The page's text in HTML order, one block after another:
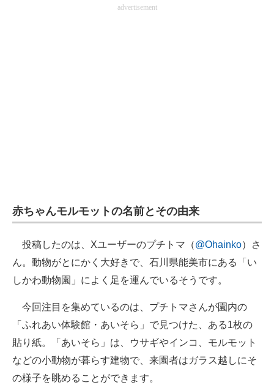
製造業のIT導入・活用を支援
モノづくり技術者専門サイト
エレクトロニクス専門サイト
エネルギーの専門メディア
advertisement
赤ちゃんモルモットの名前とその由来
投稿したのは、Xユーザーのプチトマ（@Ohainko）さ
ん。動物がとにかく大好きで、石川県能美市にある「い
しかわ動物園」によく足を運んでいるそうです。
今回注目を集めているのは、プチトマさんが園内の
「ふれあい体験館・あいそら」で見つけた、ある1枚の
貼り紙。「あいそら」は、ウサギやインコ、モルモット
などの小動物が暮らす建物で、来園者はガラス越しにそ
の様子を眺めることができます。